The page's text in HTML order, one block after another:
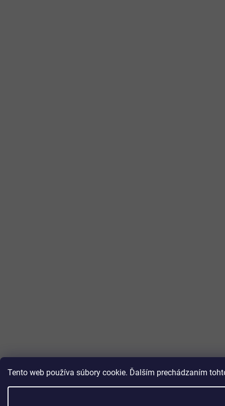
Tento web používa súbory cookie. Ďalším prechádzaním